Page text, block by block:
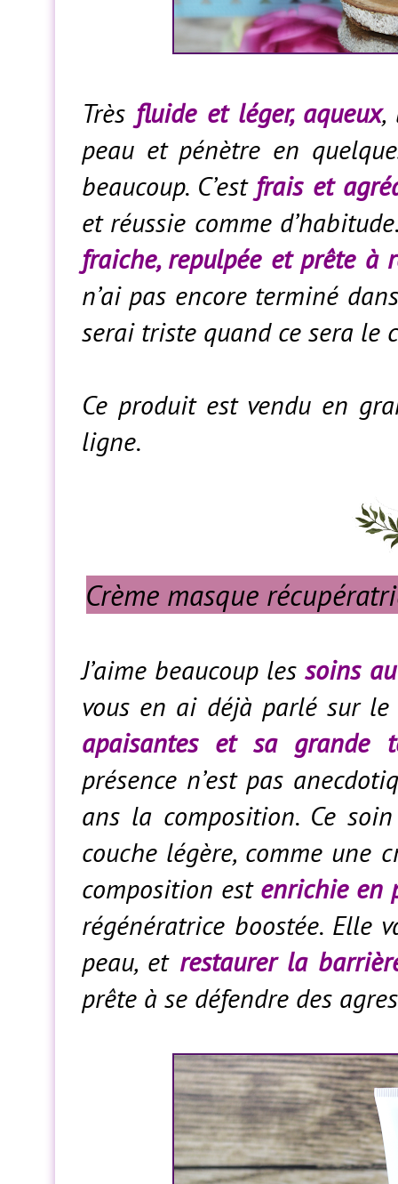
Très fluide et léger, aqueux,
peau et pénètre en
beaucoup. C’est frais et
et réussie comme
fraiche, repulpée et prête à
n’ai pas encore terminé
serai triste quand ce sera le
Ce produit est vendu en
ligne.
Crème masque
J’aime beaucoup lessoins
vous en ai déjà parlé sur
apaisantes et sa grande
présence n’est pas
ans la composition. Ce
couche légère, comme une
composition est enrichie en
régénératrice boostée. Elle
peau, et restaurer la
prête à se défendre des